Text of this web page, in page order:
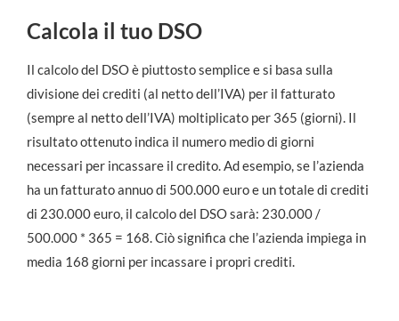
Calcola il tuo DSO
Il calcolo del DSO è piuttosto semplice e si basa sulla
divisione dei crediti (al netto dell’IVA) per il fatturato
(sempre al netto dell’IVA) moltiplicato per 365 (giorni). Il
risultato ottenuto indica il numero medio di giorni
necessari per incassare il credito. Ad esempio, se l’azienda
ha un fatturato annuo di 500.000 euro e un totale di crediti
di 230.000 euro, il calcolo del DSO sarà: 230.000 /
500.000 * 365 = 168. Ciò significa che l’azienda impiega in
media 168 giorni per incassare i propri crediti.